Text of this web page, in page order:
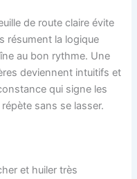
de route claire évite
résument la logique
au bon rythme. Une
deviennent intuitifs et
qui signe les
sans se lasser.
et huiler très